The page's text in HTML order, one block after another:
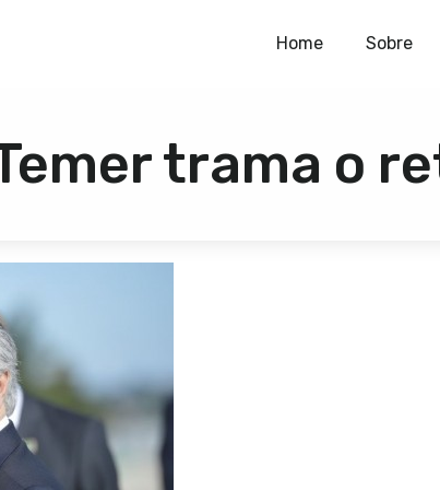
Home Sobre
trama o
Notícias
Contato